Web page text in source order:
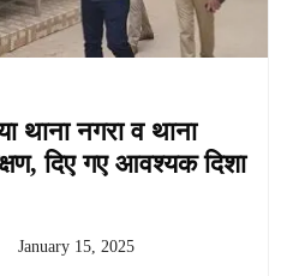
थाना नगरा व थाना
दिए गए आवश्यक दिशा
January 15, 2025